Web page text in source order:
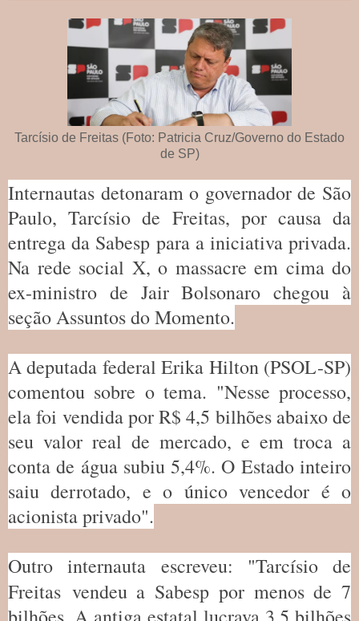
Tarcísio de Freitas (Foto: Patricia Cruz/Governo do Estado
de SP)
Internautas detonaram o governador de São
Paulo, Tarcísio de Freitas, por causa da
entrega da Sabesp para a iniciativa privada.
Na rede social X, o massacre em cima do
ex-ministro de Jair Bolsonaro chegou à
seção Assuntos do Momento.
A deputada federal Erika Hilton (PSOL-SP)
comentou sobre o tema. "Nesse processo,
ela foi vendida por R$ 4,5 bilhões abaixo de
seu valor real de mercado, e em troca a
conta de água subiu 5,4%. O Estado inteiro
saiu derrotado, e o único vencedor é o
acionista privado".
Outro internauta escreveu: "Tarcísio de
Freitas vendeu a Sabesp por menos de 7
bilhões. A antiga estatal lucrava 3,5 bilhões